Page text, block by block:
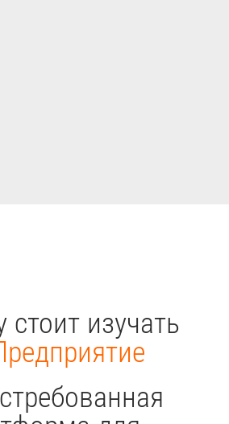
стоит изучать